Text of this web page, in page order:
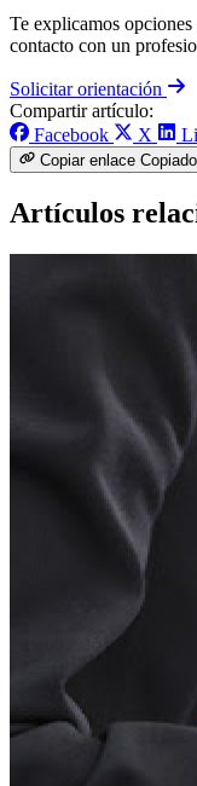
Te explicamos
contacto con un
Solicitar orientación
Compartir artículo:
Facebook
X
Copiar enlace Copiado
Artículos